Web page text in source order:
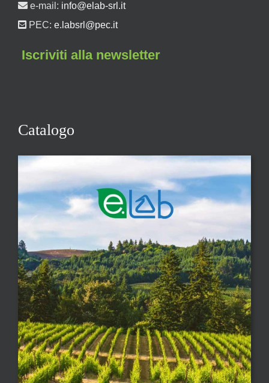
e-mail: info@elab-srl.it
PEC: e.labsrl@pec.it
Iscriviti alla newsletter
Catalogo